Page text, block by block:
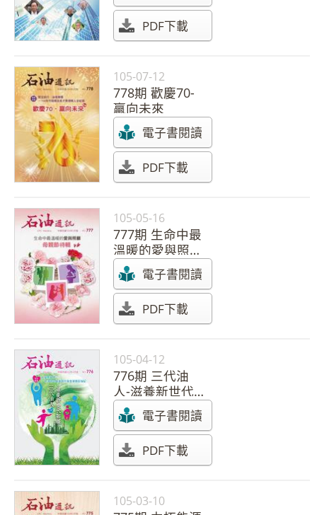
PDF下載
105-07-12
778期 歡慶70-
贏向未來
電子書閱讀
PDF下載
105-05-16
777期 生命中最
溫暖的愛與照
顧-母親節特輯
電子書閱讀
PDF下載
105-04-12
776期 三代油
人-滋養新世代
拓疆
電子書閱讀
PDF下載
105-03-10